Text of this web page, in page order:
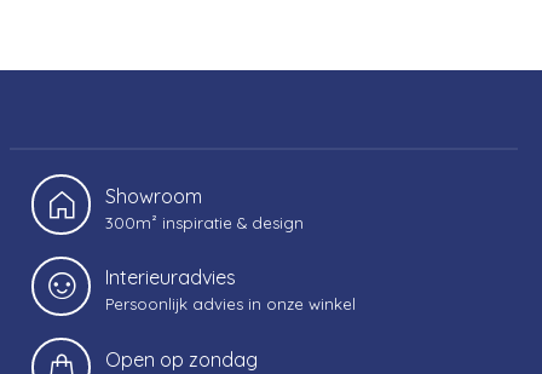
Showroom
300m² inspiratie & design
Interieuradvies
Persoonlijk advies in onze winkel
Open op zondag